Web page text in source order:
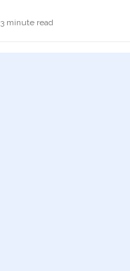
3 minute read